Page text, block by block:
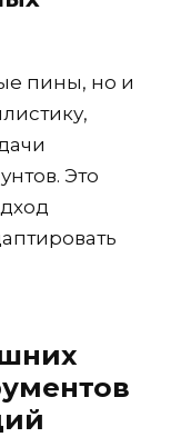
пины, но и
Это